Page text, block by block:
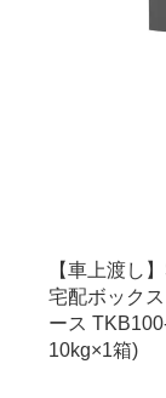
【車上渡し
宅配ボック
ース
10kg×1箱)